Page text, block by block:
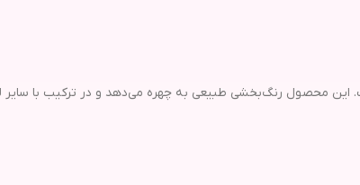
این محصول رنگ‌بخشی طبیعی به چهره می‌دهد و در ترکیب با سایر